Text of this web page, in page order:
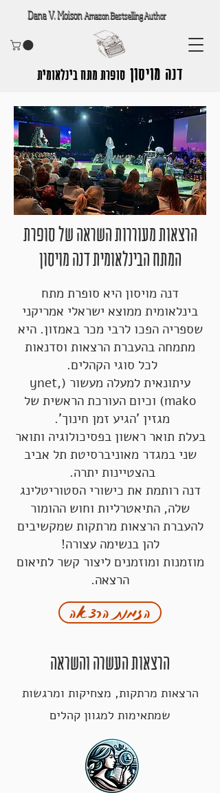
Dana V. MoisonAmazon Bestselling Author
דנה מויסון סופרת מתח בינלאומית
הרצאות מעוררות השראה של סופרת
המתח הבינלאומית דנה מויסון
דנה מויסון היא סופרת מתח
בינלאומית ממוצא ישראלי אמריקני
שספריה הפכו לרבי מכר באמזון. היא
מתמחה בהעברת הרצאות וסדנאות
לכל סוגי הקהלים.
עיתונאית למעלה מעשור (ynet,
mako) וכיום העורכת הראשית של
מגזין 'הגיע זמן חינוך'.
בעלת תואר ראשון בפסיכולוגיה ותואר
שני במגדר מאוניברסיטת תל אביב
בהצטיינות יתרה.
דנה רותמת את כישורי הסטוריטלינג
שלה, התיאטרליות וחוש ההומור
להעברת הרצאות מרתקות שמקשיבים
להן בנשימה עצורה!
מוזמנות ומוזמנים ליצור קשר לתיאום
הרצאה.
הזמנת הרצאה
הרצאות העשרה והשראה
הרצאות מרתקות, מצחיקות ומרגשות
שמתאימות למגוון קהלים